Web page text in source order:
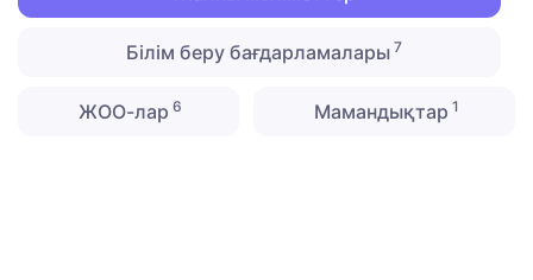
Білім беру бағдарламалары 7
ЖОО-лар 6 Мамандықтар 1